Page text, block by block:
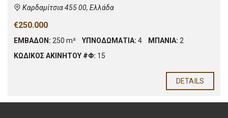
Καρδαμίτσια 455 00, Ελλάδα
€250.000
ΕΜΒΑΔΟΝ: 250 m² ΥΠΝΟΔΩΜΑΤΙΑ: 4 ΜΠΑΝΙΑ: 2
ΚΩΔΙΚΟΣ ΑΚΙΝΗΤΟΥ #Φ: 15
DETAILS